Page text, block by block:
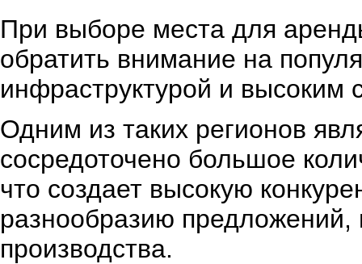
При выборе места для
обратить внимание на
инфраструктурой и высоким
Одним из таких регионов
сосредоточено большое
что создает высокую
разнообразию
производства.